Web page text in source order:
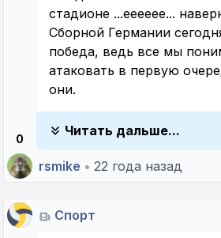
0
стадионе ...ееееее...
Сборной Германии
победа, ведь все мы
атаковать в первую
они.
Читать дальше...
rsmike • 22 года назад
Спорт